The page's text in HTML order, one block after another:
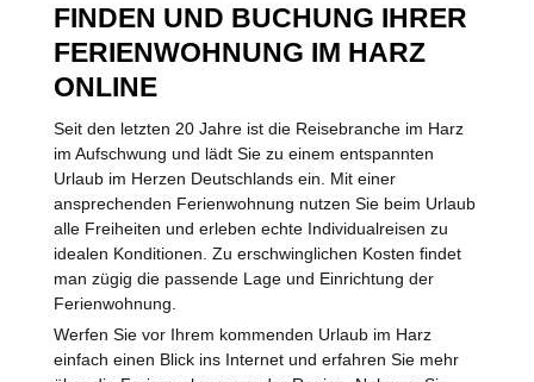
FINDEN UND BUCHUNG IHRER
FERIENWOHNUNG IM HARZ
ONLINE
Seit den letzten 20 Jahre ist die Reisebranche im Harz
im Aufschwung und lädt Sie zu einem entspannten
Urlaub im Herzen Deutschlands ein. Mit einer
ansprechenden Ferienwohnung nutzen Sie beim Urlaub
alle Freiheiten und erleben echte Individualreisen zu
idealen Konditionen. Zu erschwinglichen Kosten findet
man zügig die passende Lage und Einrichtung der
Ferienwohnung.
Werfen Sie vor Ihrem kommenden Urlaub im Harz
einfach einen Blick ins Internet und erfahren Sie mehr